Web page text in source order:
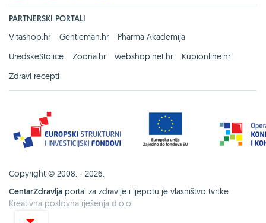
PARTNERSKI PORTALI
Vitashop.hr
Gentleman.hr
Pharma Akademija
UredskeStolice
Zoona.hr webshop.net.hr
Kupionline.hr
Zdravi recepti
Copyright © 2008. - 2026.
CentarZdravlja portal za zdravlje i ljepotu je vlasništvo tvrtke
Kreativna poslovna rješenja d.o.o.